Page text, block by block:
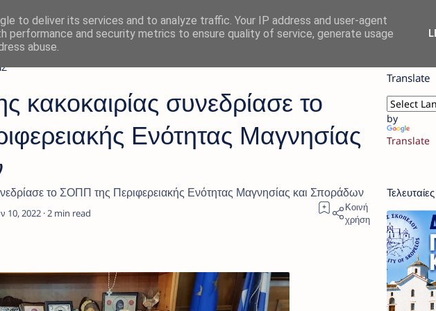
κακοκαιρίας συνεδρίασε το
Ενότητας Μαγνησίας
το ΣΟΠΠ της Περιφερειακής Ενότητας Μαγνησίας και Σποράδων
2
Translate
by
Translate
to deliver its services and to analyze traffic. Your IP address and user-agent
performance and security metrics to ensure quality of service, generate usage
abuse.